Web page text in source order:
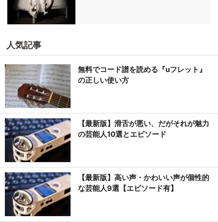
人気記事
無料でコード譜を読める『uフレット』
の正しい使い方
【最新版】滑舌が悪い、だがそれが魅力
の芸能人10選とエピソード
【最新版】高い声・かわいい声が個性的
な芸能人9選【エピソード有】